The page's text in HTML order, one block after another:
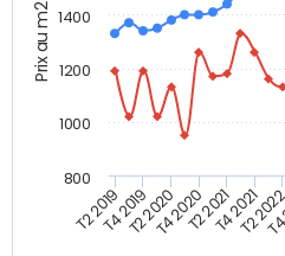
Prix au m2
T2 2019T4 2019T2 2020T4 2020T2 2021T4 2021
T2
800
1000
1200
1400